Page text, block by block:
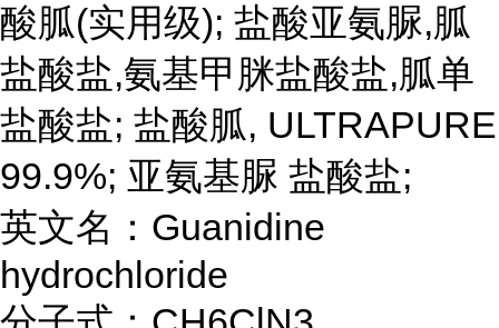
酸胍(实用级); 盐酸亚氨脲,胍
盐酸盐,氨基甲脒盐酸盐,胍单
盐酸盐; 盐酸胍, ULTRAPURE
99.9%; 亚氨基脲 盐酸盐;
英文名：Guanidine
hydrochloride